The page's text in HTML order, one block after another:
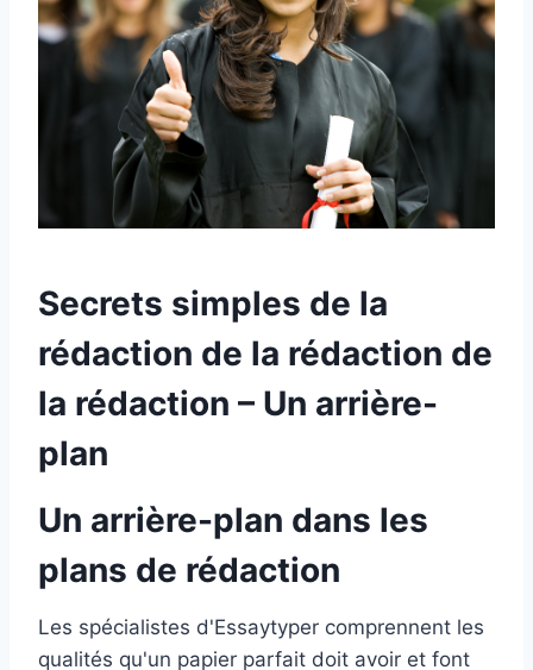
Secrets simples de la
rédaction de la rédaction de
la rédaction – Un arrière-
plan
Un arrière-plan dans les
plans de rédaction
Les spécialistes d'Essaytyper comprennent les
qualités qu'un papier parfait doit avoir et font